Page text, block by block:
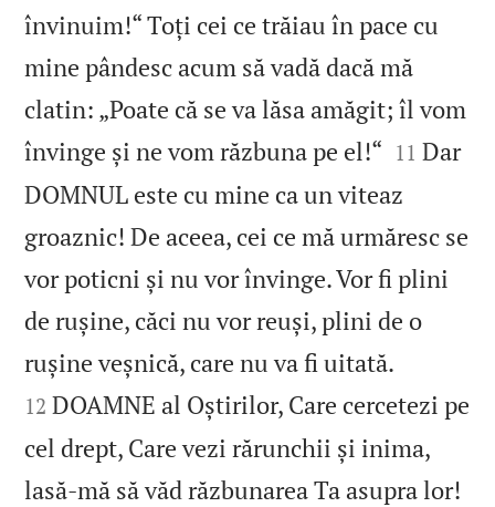
învinuim!“ Toți cei ce trăiau în pace cu
mine pândesc acum să vadă dacă mă
clatin: „Poate că se va lăsa amăgit; îl vom
învinge și ne vom răzbuna pe el!“ 

11 Dar
DOMNUL este cu mine ca un viteaz
groaznic! De aceea, cei ce mă urmăresc se
vor poticni și nu vor învinge. Vor fi plini
de rușine, căci nu vor reuși, plini de o
rușine veșnică, care nu va fi uitată.
12 DOAMNE al Oștirilor, Care cercetezi pe
cel drept, Care vezi rărunchii și inima,
lasă‑mă să văd răzbunarea Ta asupra lor!